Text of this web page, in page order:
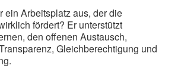
ein Arbeitsplatz aus, der die
fördert? Er unterstützt
den offenen Austausch,
Gleichberechtigung und